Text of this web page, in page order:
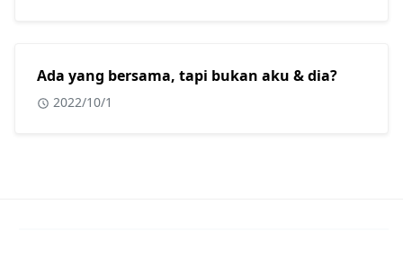
Ada yang bersama, tapi bukan aku & dia?
2022/10/1